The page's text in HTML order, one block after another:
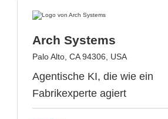
Arch Systems
Palo Alto, CA 94306, USA
Agentische KI, die wie ein
Fabrikexperte agiert